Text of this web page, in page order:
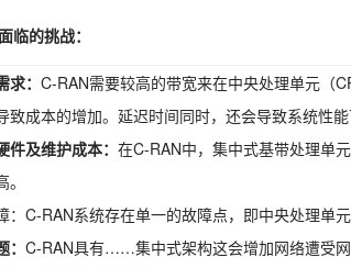
临的挑战：
： C-RAN需要较高的带宽来在中央处理单元（
致成本的增加。 延迟时间同时，还会导致系统性能
件及维护成本： 在C-RAN中，集中式基带处理单
：C-RAN系统存在单一的故障点，即中央处理单
C-RAN具有……集中式架构这会增加网络遭受